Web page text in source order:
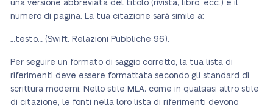
una versione abbreviata del titolo (rivista, libro, ecc.) e il
numero di pagina. La tua citazione sarà simile a:
…testo… (Swift, Relazioni Pubbliche 96).
Per seguire un formato di saggio corretto, la tua lista di
riferimenti deve essere formattata secondo gli standard di
scrittura moderni. Nello stile MLA, come in qualsiasi altro stile
di citazione, le fonti nella loro lista di riferimenti devono